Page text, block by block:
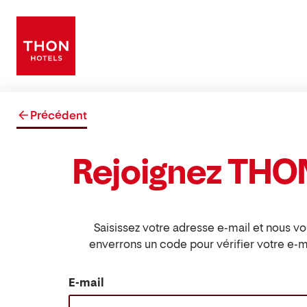
Précédent
Rejoignez
Saisissez votre adresse e-mail et nous
enverrons un code pour vérifier votre e-
E-mail